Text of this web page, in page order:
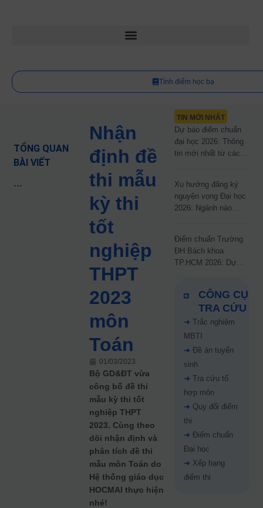
Tính điểm học bạ
TỔNG QUAN
BÀI VIẾT
...
Nhận
định đề
thi mẫu
kỳ thi
tốt
nghiệp
THPT
2023
môn
Toán
01/03/2023
Bộ GD&ĐT vừa
công bố đề thi
mẫu kỳ thi tốt
nghiệp THPT
2023. Cùng theo
dõi nhận định và
phân tích đề thi
mẫu môn Toán do
Hệ thống giáo dục
HOCMAI thực hiện
nhé!
TIN MỚI NHẤT
Dự báo điểm chuẩn
đại học 2026: Thông
tin mới nhất từ các
Xu hướng đăng ký
nguyện vọng Đại học
2026: Ngành nào
Điểm chuẩn Trường
ĐH Bách khoa
TP.HCM 2026: Dự
67%
CÔNG CỤ
TRA CỨU
➜ Trắc nghiệm
MBTI
➜ Đề án tuyển
sinh
➜ Tra cứu tổ
hợp môn
➜ Quy đổi điểm
thi
➜ Điểm chuẩn
Đại học
➜ Xếp hạng
điểm thi